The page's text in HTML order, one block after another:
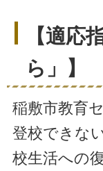
【適応
ら」】
稲敷市教育
登校できな
校生活への